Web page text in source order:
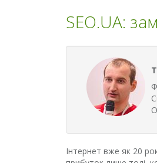
SEO.UA:
Інтернет вже як 20